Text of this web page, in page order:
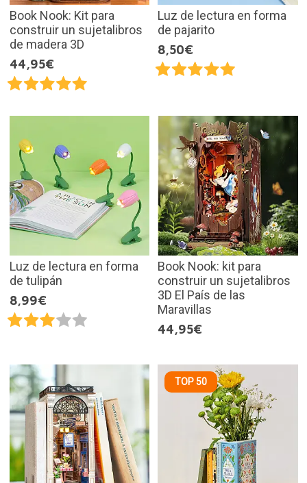
Book Nook: Kit para
construir un sujetalibros
de madera 3D
44,95€
Luz de lectura en forma
de pajarito
8,50€
Luz de lectura en forma
de tulipán
8,99€
Book Nook: kit para
construir un sujetalibros
3D El País de las
Maravillas
44,95€
TOP 50